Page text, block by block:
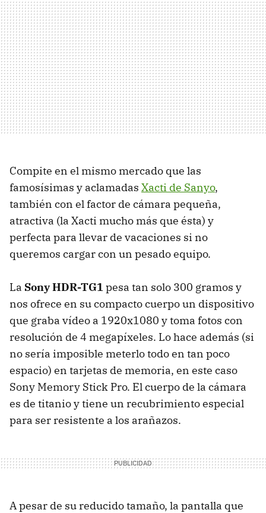
Compite en el mismo mercado que las
famosísimas y aclamadas Xacti de Sanyo,
también con el factor de cámara pequeña,
atractiva (la Xacti mucho más que ésta) y
perfecta para llevar de vacaciones si no
queremos cargar con un pesado equipo.
La Sony HDR-TG1 pesa tan solo 300 gramos y
nos ofrece en su compacto cuerpo un dispositivo
que graba vídeo a 1920x1080 y toma fotos con
resolución de 4 megapíxeles. Lo hace además (si
no sería imposible meterlo todo en tan poco
espacio) en tarjetas de memoria, en este caso
Sony Memory Stick Pro. El cuerpo de la cámara
es de titanio y tiene un recubrimiento especial
para ser resistente a los arañazos.
A pesar de su reducido tamaño, la pantalla que